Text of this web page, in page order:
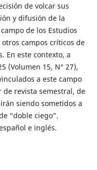
de volcar sus
y difusión de la
de los Estudios
campos críticos de
En este contexto, a
(Volumen 15, N° 27),
a este campo
revista semestral, de
siendo sometidos a
“doble ciego”.
e inglés.